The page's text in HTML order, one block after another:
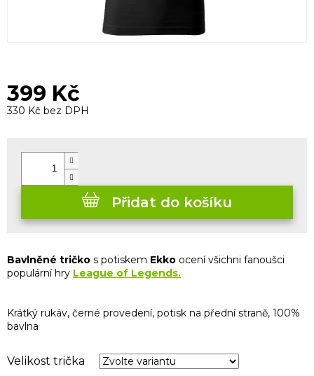
399 Kč
330 Kč bez DPH
Velikost trička
Přidat do košíku
Bavlněné tričko s potiskem Ekko ocení všichni fanoušci
populární hry League of Legends.
Krátký rukáv, černé provedení, potisk na přední straně, 100%
bavlna